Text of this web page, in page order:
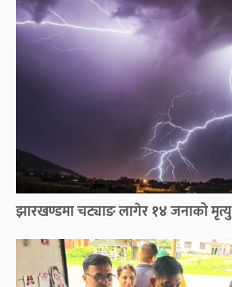
झारखण्डमा चट्याङ लागेर १४ जनाको मृत्यु